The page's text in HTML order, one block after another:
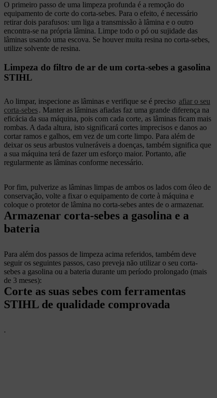
O primeiro passo de uma limpeza profunda é a remoção do
equipamento de corte do corta-sebes. Para o efeito, é necessário
retirar dois parafusos: um liga a transmissão à lâmina e o outro
encontra-se na própria lâmina. Limpe todo o pó ou sujidade das
lâminas usando uma escova. Se houver muita resina no corta-sebes,
utilize solvente de resina.
Limpeza do filtro de ar de um corta-sebes a gasolina
STIHL
Ao limpar, inspecione as lâminas e verifique se é preciso afiar o seu
corta-sebes. Manter as lâminas afiadas faz uma grande diferença na
eficácia da sua máquina, pois com cada corte, as lâminas ficam mais
rombas. A dada altura, isto significará cortes imprecisos e danos ao
cortar ramos e galhos, em vez de um corte limpo. Para além de
deixar os seus arbustos vulneráveis a doenças, também significa que
a sua máquina terá de fazer um esforço maior. Portanto, afie
regularmente as lâminas conforme necessário.
Por fim, pulverize as lâminas limpas de ambos os lados com óleo de
conservação, volte a fixar o equipamento de corte à máquina e
coloque o protetor de lâmina no corta-sebes antes de o armazenar.
Armazenar corta-sebes a gasolina e a
bateria
Para além dos passos de limpeza acima referidos, também deve
seguir os seguintes passos, caso preveja não utilizar o seu corta-
sebes a gasolina ou a bateria durante um período prolongado (mais
de 3 meses):
Corte as suas sebes com ferramentas
STIHL de qualidade comprovada
.